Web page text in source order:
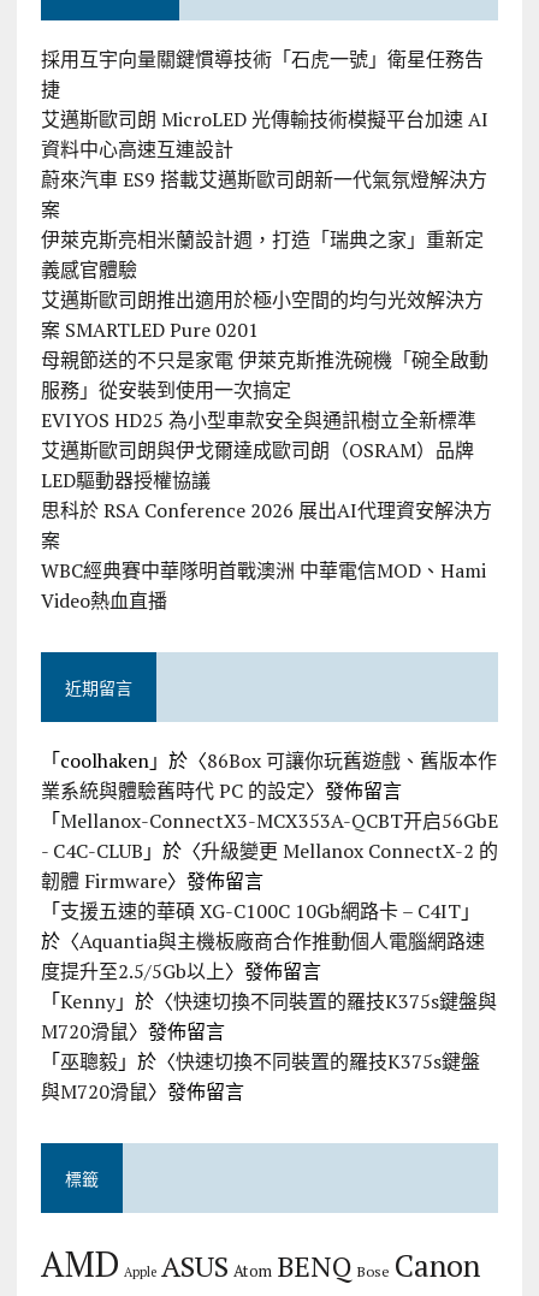
採用互宇向量關鍵慣導技術「石虎一號」衛星任務告
捷
艾邁斯歐司朗 MicroLED 光傳輸技術模擬平台加速 AI
資料中心高速互連設計
蔚來汽車 ES9 搭載艾邁斯歐司朗新一代氣氛燈解決方
案
伊萊克斯亮相米蘭設計週，打造「瑞典之家」重新定
義感官體驗
艾邁斯歐司朗推出適用於極小空間的均勻光效解決方
案 SMARTLED Pure 0201
母親節送的不只是家電 伊萊克斯推洗碗機「碗全啟動
服務」從安裝到使用一次搞定
EVIYOS HD25 為小型車款安全與通訊樹立全新標準
艾邁斯歐司朗與伊戈爾達成歐司朗（OSRAM）品牌
LED驅動器授權協議
思科於 RSA Conference 2026 展出AI代理資安解決方
案
WBC經典賽中華隊明首戰澳洲 中華電信MOD、Hami
Video熱血直播
近期留言
「coolhaken」於〈86Box 可讓你玩舊遊戲、舊版本作
業系統與體驗舊時代 PC 的設定〉發佈留言
「Mellanox-ConnectX3-MCX353A-QCBT开启56GbE
- C4C-CLUB 」於〈升級變更 Mellanox ConnectX-2 的
韌體 Firmware〉發佈留言
「支援五速的華碩 XG-C100C 10Gb網路卡 – C4IT」
於〈Aquantia與主機板廠商合作推動個人電腦網路速
度提升至2.5/5Gb以上〉發佈留言
「Kenny」於〈快速切換不同裝置的羅技K375s鍵盤與
M720滑鼠〉發佈留言
「巫聰毅」於〈快速切換不同裝置的羅技K375s鍵盤
與M720滑鼠〉發佈留言
標籤
AMD Apple ASUS Atom BENQ Bose Canon